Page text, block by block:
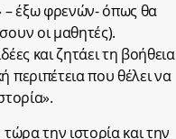
– έξω φρενών- όπως θα
οι μαθητές).
και ζητάει τη βοήθεια
περιπέτεια που θέλει να
την ιστορία και την